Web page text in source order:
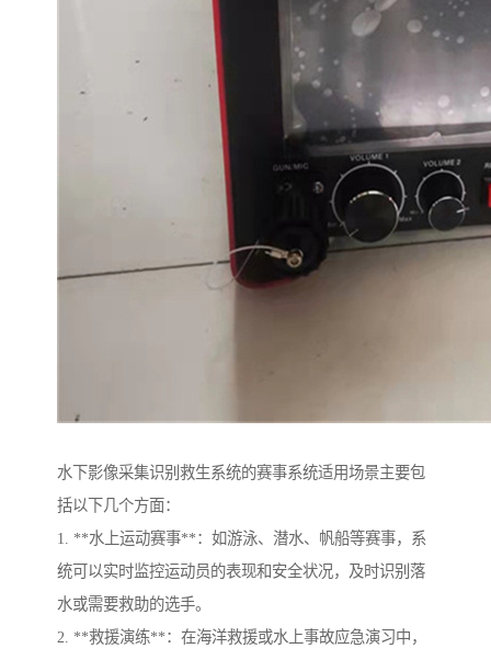
水下影像采集识别救生系统的赛事系统适用场景主要包
括以下几个方面：
1. **水上运动赛事**：如游泳、潜水、帆船等赛事，系
统可以实时监控运动员的表现和安全状况，及时识别落
水或需要救助的选手。
2. **救援演练**：在海洋救援或水上事故应急演习中，